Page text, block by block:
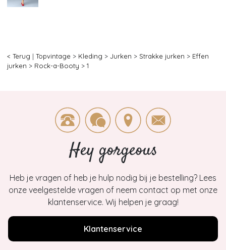
< Terug | Topvintage > Kleding > Jurken > Strakke jurken > Effen
jurken > Rock-a-Booty > 1
Hey gorgeous
Heb je vragen of heb je hulp nodig bij je bestelling? Lees
onze veelgestelde vragen of neem contact op met onze
klantenservice. Wij helpen je graag!
Klantenservice